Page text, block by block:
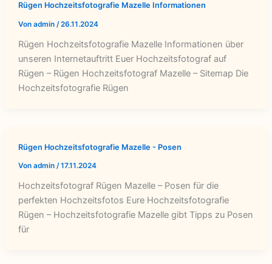
Rügen Hochzeitsfotografie Mazelle Informationen
Von admin /26.11.2024
Rügen Hochzeitsfotografie Mazelle Informationen über
unseren Internetauftritt Euer Hochzeitsfotograf auf
Rügen – Rügen Hochzeitsfotograf Mazelle – Sitemap Die
Hochzeitsfotografie Rügen
Rügen Hochzeitsfotografie Mazelle - Posen
Von admin /17.11.2024
Hochzeitsfotograf Rügen Mazelle – Posen für die
perfekten Hochzeitsfotos Eure Hochzeitsfotografie
Rügen – Hochzeitsfotografie Mazelle gibt Tipps zu Posen
für